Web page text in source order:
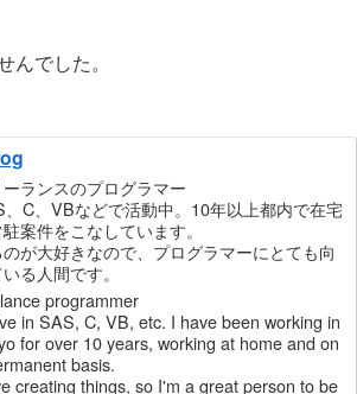
んでした。
ランスのプログラマー
C、VBなどで活動中。10年以上都内で在宅
案件をこなしています。
が大好きなので、プログラマーにとても向
る人間です。
programmer
in SAS, C, VB, etc. I have been working in
for over 10 years, working at home and on
basis.
creating things, so I'm a great person to be